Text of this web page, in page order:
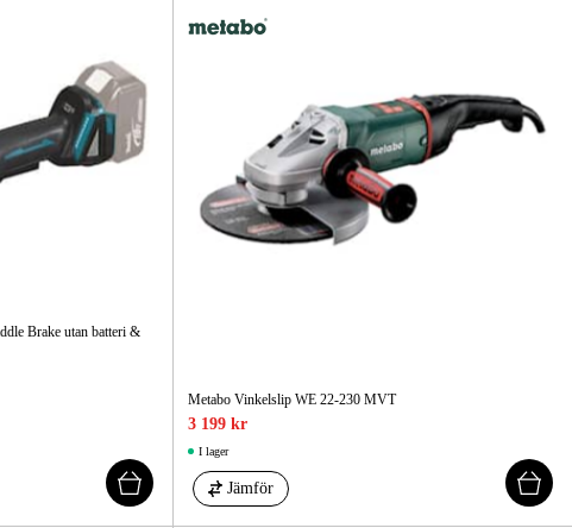
Brake utan batteri &
Metabo Vinkelslip WE 22-230 MVT
3 199 kr
I lager
Jämför